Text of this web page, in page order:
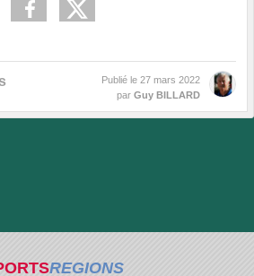
Publié le 27 mars 2022
par Guy BILLARD
REGIONS